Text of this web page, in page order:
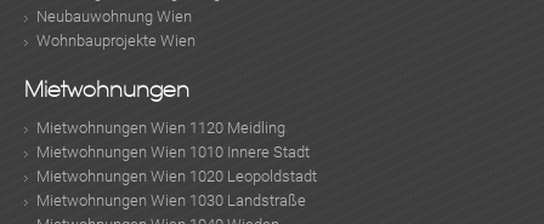
Neubauwohnung Wien
Wohnbauprojekte Wien
Mietwohnungen
Mietwohnungen Wien 1120 Meidling
Mietwohnungen Wien 1010 Innere Stadt
Mietwohnungen Wien 1020 Leopoldstadt
Mietwohnungen Wien 1030 Landstraße